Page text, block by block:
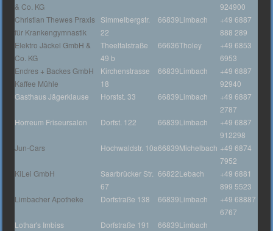
& Co. KG
924900
Christian Thewes Praxis
für Krankengymnastik
Simmelbergstr.
22
66839Limbach
+49 6887
888 289
Elektro Jäckel GmbH &
Co. KG
Theeltalstraße
49 b
66636Tholey
+49 6853
6953
Endres + Backes GmbH
Kaffee Mühle
Kirchenstrasse
18
66839Limbach
+49 6887
92940
Gasthaus Jägerklause
Horstst. 33 66839Limbach
+49 6887
2787
Horreum Friseursalon
Dorfst. 122 66839Limbach
+49 6887
912298
Jun-Cars
Hochwaldstr. 10a66839Michelbach +49 6874
7952
KiLei GmbH
Saarbrücker Str.
67
66822Lebach
+49 6881
899 5523
Limbacher Apotheke
Dorfstraße 138 66839Limbach
+49 68887
6767
Lothar's Imbiss
Dorfstraße 191 66839Limbach